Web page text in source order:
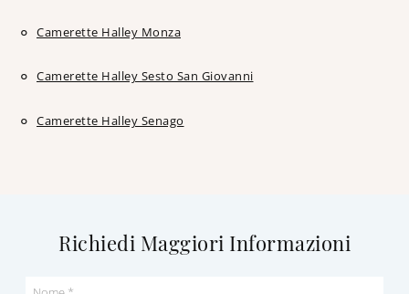
Camerette Halley Monza
Camerette Halley Sesto San Giovanni
Camerette Halley Senago
Richiedi Maggiori Informazioni